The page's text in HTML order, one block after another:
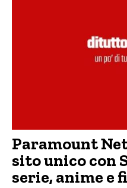
Paramount
sito unico con
serie, anime e